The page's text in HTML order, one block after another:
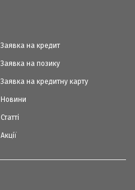
Заявка на кредит
Заявка на позику
Заявка на кредитну карту
Новини
Статті
Акції